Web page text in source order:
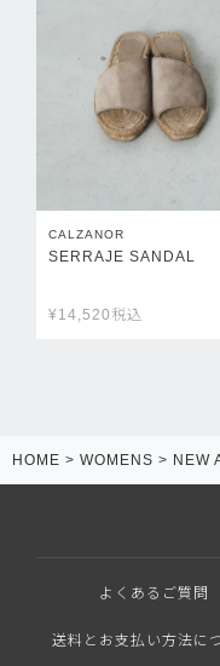
CALZANOR
SERRAJE SANDAL
¥14,520 税込
HOME WOMENS NEW
よくあるご質問
送料とお支払い方法に